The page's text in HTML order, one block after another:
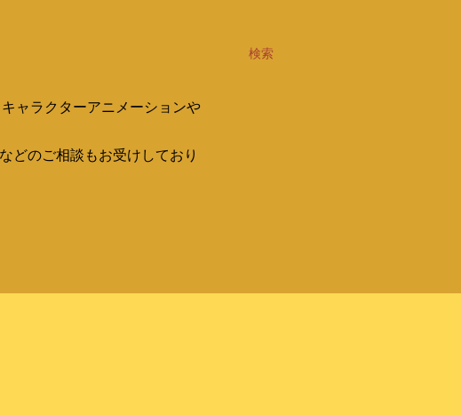
検索
ャラクターアニメーションや
どのご相談もお受けしており